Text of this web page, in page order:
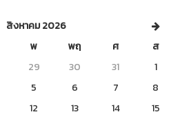
สิงหาคม 2026
พ พฤ ศ
ส
29 30 31
1
5 6 7
8
12 13 14
15